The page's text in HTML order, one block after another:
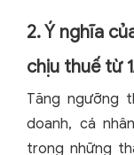
2. Ý nghĩa
chịu thuế từ
Tăng ngưỡng
doanh, cá
trong những